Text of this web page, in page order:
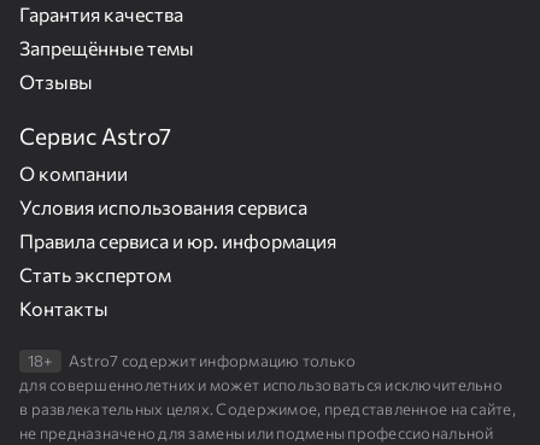
Гарантия качества
Запрещённые темы
Отзывы
Сервис Astro7
О компании
Условия использования сервиса
Правила сервиса и юр. информация
Стать экспертом
Контакты
18+
Astro7 содержит информацию только
для совершеннолетних и может использоваться исключительно
в развлекательных целях. Содержимое, представленное на сайте,
не предназначено для замены или подмены профессиональной